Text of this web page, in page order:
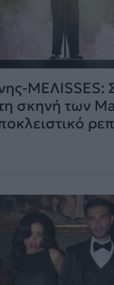
MEΛΙSSES:
σκηνή των